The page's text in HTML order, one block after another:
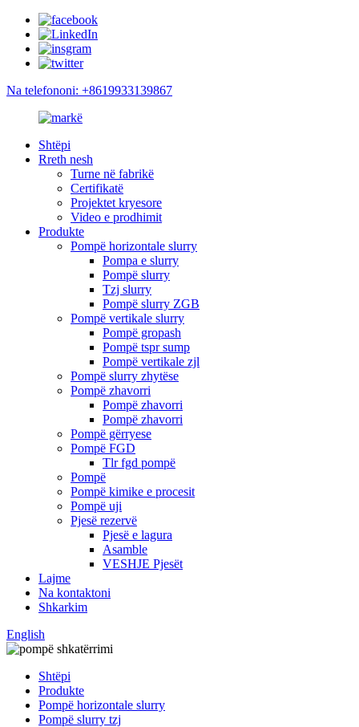
Na telefononi: +8619933139867
Shtëpi
Rreth nesh
Turne në fabrikë
Certifikatë
Projektet kryesore
Video e prodhimit
Produkte
Pompë horizontale slurry
Pompa e slurry
Pompë slurry
Tzj slurry
Pompë slurry ZGB
Pompë vertikale slurry
Pompë gropash
Pompë tspr sump
Pompë vertikale zjl
Pompë slurry zhytëse
Pompë zhavorri
Pompë zhavorri
Pompë zhavorri
Pompë gërryese
Pompë FGD
Tlr fgd pompë
Pompë
Pompë kimike e procesit
Pompë uji
Pjesë rezervë
Pjesë e lagura
Asamble
VESHJE Pjesët
Lajme
Na kontaktoni
Shkarkim
English
Shtëpi
Produkte
Pompë horizontale slurry
Pompë slurry tzj